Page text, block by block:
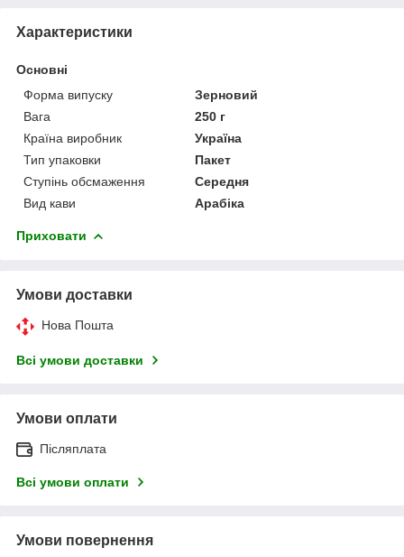
Характеристики
Основні
Форма випуску
Зерновий
Вага
250 г
Країна виробник
Україна
Тип упаковки
Пакет
Ступінь обсмаження
Середня
Вид кави
Арабіка
Приховати
Умови доставки
Нова Пошта
Всі умови доставки
Умови оплати
Післяплата
Всі умови оплати
Умови повернення